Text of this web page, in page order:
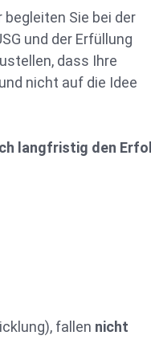
Sie bei der
und der Erfüllung
dass Ihre
nicht auf die Idee
langfristig den
fallen nicht